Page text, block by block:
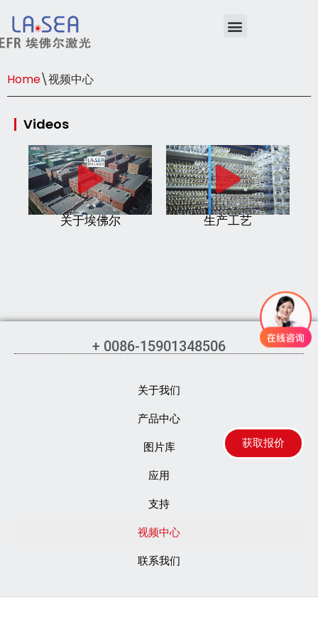
跳
正
文
Home\视频中心
Videos
关于埃佛尔 生产工艺
获取报价
+ 0086-15901348506
关于我们
产品中心
图片库
应用
支持
视频中心
联系我们